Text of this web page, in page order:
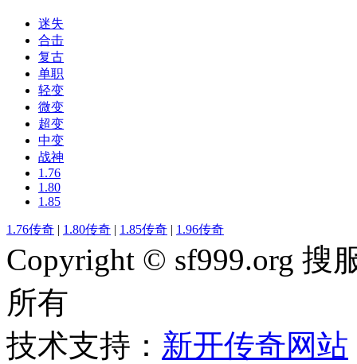
迷失
合击
复古
单职
轻变
微变
超变
中变
战神
1.76
1.80
1.85
1.76传奇 | 1.80传奇 | 1.85传奇 | 1.96传奇
Copyright © sf999.org 搜
所有
技术支持： 新开传奇网站